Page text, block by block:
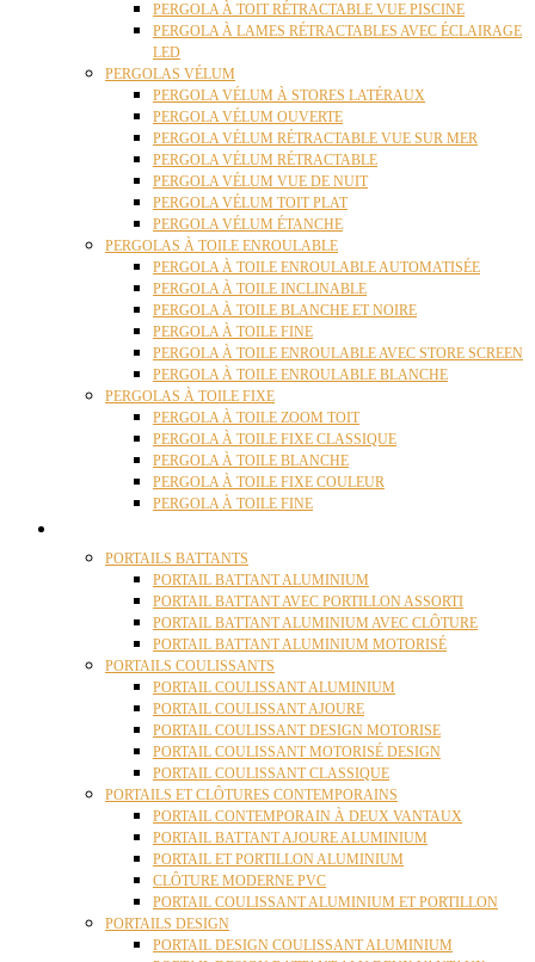
PERGOLA À TOIT RÉTRACTABLE VUE PISCINE
PERGOLA À LAMES RÉTRACTABLES AVEC ÉCLAIRAGE
LED
PERGOLAS VÉLUM
PERGOLA VÉLUM À STORES LATÉRAUX
PERGOLA VÉLUM OUVERTE
PERGOLA VÉLUM RÉTRACTABLE VUE SUR MER
PERGOLA VÉLUM RÉTRACTABLE
PERGOLA VÉLUM VUE DE NUIT
PERGOLA VÉLUM TOIT PLAT
PERGOLA VÉLUM ÉTANCHE
PERGOLAS À TOILE ENROULABLE
PERGOLA À TOILE ENROULABLE AUTOMATISÉE
PERGOLA À TOILE INCLINABLE
PERGOLA À TOILE BLANCHE ET NOIRE
PERGOLA À TOILE FINE
PERGOLA À TOILE ENROULABLE AVEC STORE SCREEN
PERGOLA À TOILE ENROULABLE BLANCHE
PERGOLAS À TOILE FIXE
PERGOLA À TOILE ZOOM TOIT
PERGOLA À TOILE FIXE CLASSIQUE
PERGOLA À TOILE BLANCHE
PERGOLA À TOILE FIXE COULEUR
PERGOLA À TOILE FINE
PORTAILS BATTANTS
PORTAIL BATTANT ALUMINIUM
PORTAIL BATTANT AVEC PORTILLON ASSORTI
PORTAIL BATTANT ALUMINIUM AVEC CLÔTURE
PORTAIL BATTANT ALUMINIUM MOTORISÉ
PORTAILS COULISSANTS
PORTAIL COULISSANT ALUMINIUM
PORTAIL COULISSANT AJOURE
PORTAIL COULISSANT DESIGN MOTORISE
PORTAIL COULISSANT MOTORISÉ DESIGN
PORTAIL COULISSANT CLASSIQUE
PORTAILS ET CLÔTURES CONTEMPORAINS
PORTAIL CONTEMPORAIN À DEUX VANTAUX
PORTAIL BATTANT AJOURE ALUMINIUM
PORTAIL ET PORTILLON ALUMINIUM
CLÔTURE MODERNE PVC
PORTAIL COULISSANT ALUMINIUM ET PORTILLON
PORTAILS DESIGN
PORTAIL DESIGN COULISSANT ALUMINIUM